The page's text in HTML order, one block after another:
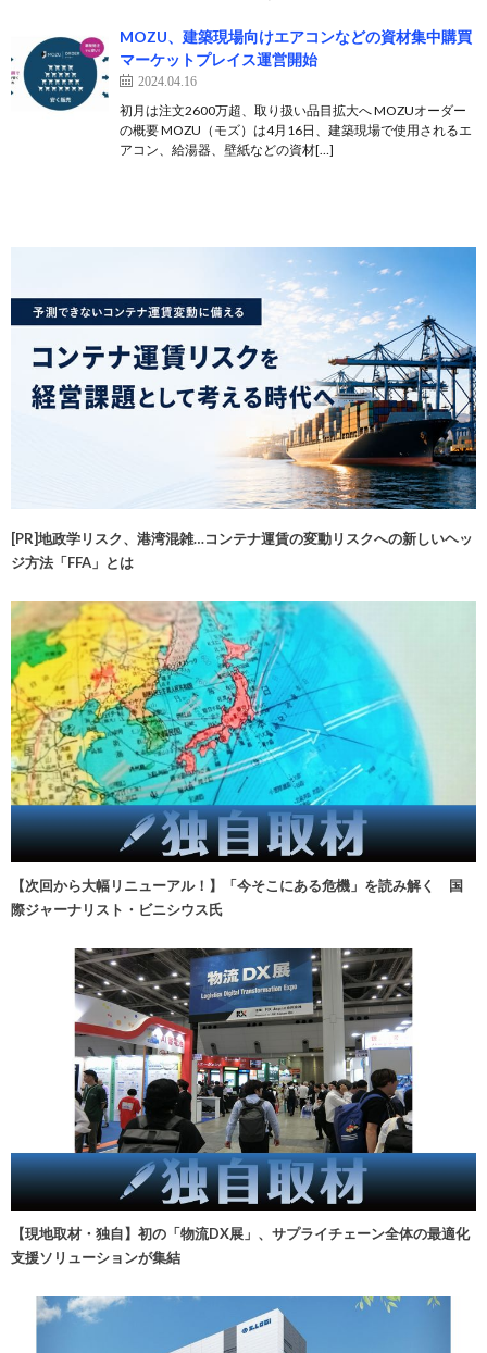
MOZU、建築現場向けエアコンなどの資材集中購買
マーケットプレイス運営開始
2024.04.16
初月は注文2600万超、取り扱い品目拡大へ MOZUオーダー
の概要 MOZU（モズ）は4月16日、建築現場で使用されるエ
アコン、給湯器、壁紙などの資材[…]
[PR]地政学リスク、港湾混雑…コンテナ運賃の変動リスクへの新しいヘッ
ジ方法「FFA」とは
【次回から大幅リニューアル！】「今そこにある危機」を読み解く 国
際ジャーナリスト・ビニシウス氏
【現地取材・独自】初の「物流DX展」、サプライチェーン全体の最適化
支援ソリューションが集結